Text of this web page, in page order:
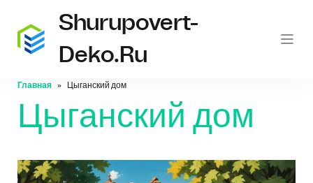
Shurupovert-
Deko.ru
Главная Цыганский дом
Цыганский дом